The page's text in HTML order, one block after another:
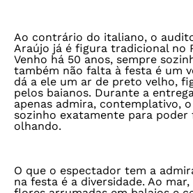
Ao contrário do italiano, o
Araújo já é figura tradicional no
Venho há 50 anos, sempre
também não falta à festa é um
dá a ele um ar de preto velho,
pelos baianos. Durante a
apenas admira, contemplativo, o
sozinho exatamente para poder
olhando.
O que o espectador tem a
na festa é a diversidade. Ao